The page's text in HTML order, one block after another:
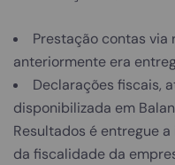
Prestação contas via
anteriormente era
Declarações fiscais,
disponibilizada em
Resultados é entregue
da fiscalidade da